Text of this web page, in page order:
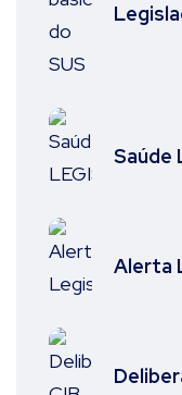
Saúde
Alerta